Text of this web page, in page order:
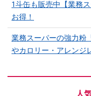
1斗缶も販売中【業務
お得！
業務スーパーの強力粉
やカロリー・アレンジ